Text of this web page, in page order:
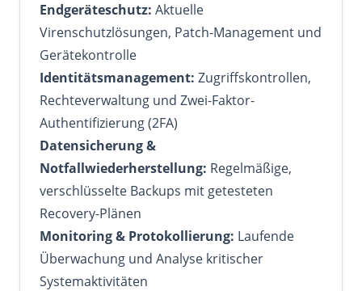
Endgeräteschutz: Aktuelle
Virenschutzlösungen, Patch-Management und
Gerätekontrolle
Identitätsmanagement: Zugriffskontrollen,
Rechteverwaltung und Zwei-Faktor-
Authentifizierung (2FA)
Datensicherung &
Notfallwiederherstellung: Regelmäßige,
verschlüsselte Backups mit getesteten
Recovery-Plänen
Monitoring & Protokollierung: Laufende
Überwachung und Analyse kritischer
Systemaktivitäten